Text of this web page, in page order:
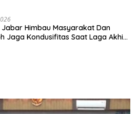
Himbau Masyarakat Dan
Jaga Kondusifitas Saat Laga Akhir